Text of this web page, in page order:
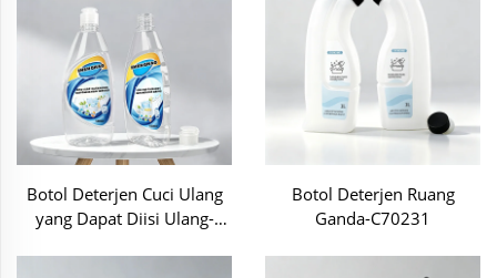
Botol Deterjen Cuci Ulang
yang Dapat Diisi Ulang​-
Botol Deterjen Ruang
Ganda-C70231